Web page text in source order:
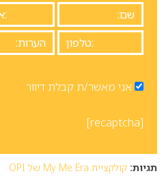
אני מאשר/ת קבלת דיוור
[recaptcha]
תגיות: קולקציית My Me Era של OPI